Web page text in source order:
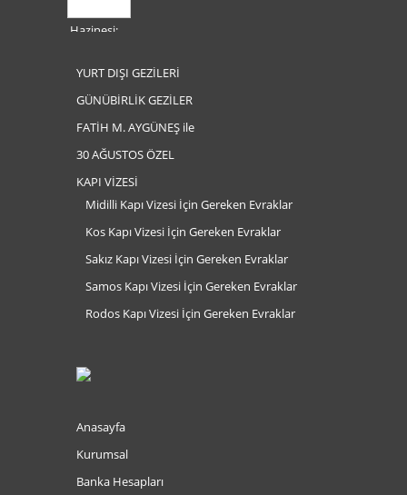
YURT DIŞI GEZİLERİ
GÜNÜBİRLİK GEZİLER
FATİH M. AYGÜNEŞ ile
30 AĞUSTOS ÖZEL
KAPI VİZESİ
Midilli Kapı Vizesi İçin Gereken Evraklar
Kos Kapı Vizesi İçin Gereken Evraklar
Sakız Kapı Vizesi İçin Gereken Evraklar
Samos Kapı Vizesi İçin Gereken Evraklar
Rodos Kapı Vizesi İçin Gereken Evraklar
Anasayfa
Kurumsal
Banka Hesapları